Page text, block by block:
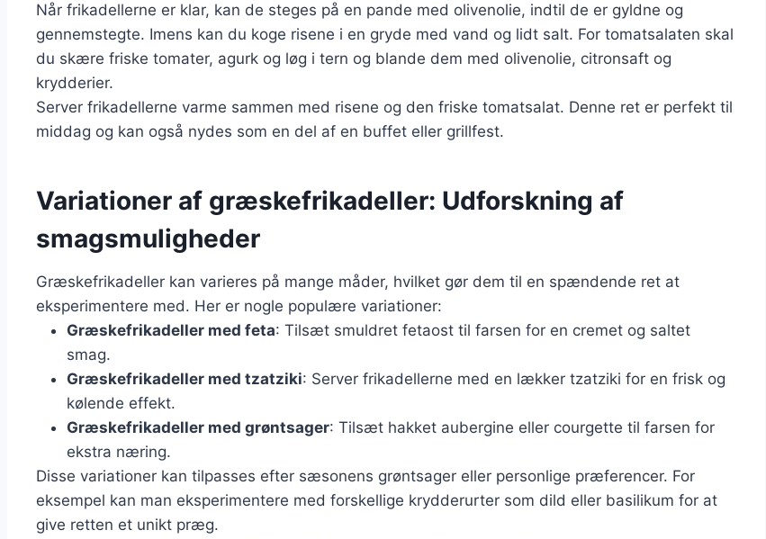
Når frikadellerne er klar, kan de steges på en pande med olivenolie, indtil de er gyldne og
gennemstegte. Imens kan du koge risene i en gryde med vand og lidt salt. For tomatsalaten skal
du skære friske tomater, agurk og løg i tern og blande dem med olivenolie, citronsaft og
krydderier.
Server frikadellerne varme sammen med risene og den friske tomatsalat. Denne ret er perfekt til
middag og kan også nydes som en del af en buffet eller grillfest.
Variationer af græskefrikadeller: Udforskning af
smagsmuligheder
Græskefrikadeller kan varieres på mange måder, hvilket gør dem til en spændende ret at
eksperimentere med. Her er nogle populære variationer:
Græskefrikadeller med feta: Tilsæt smuldret fetaost til farsen for en cremet og saltet
smag.
Græskefrikadeller med tzatziki: Server frikadellerne med en lækker tzatziki for en frisk og
kølende effekt.
Græskefrikadeller med grøntsager: Tilsæt hakket aubergine eller courgette til farsen for
ekstra næring.
Disse variationer kan tilpasses efter sæsonens grøntsager eller personlige præferencer. For
eksempel kan man eksperimentere med forskellige krydderurter som dild eller basilikum for at
give retten et unikt præg.